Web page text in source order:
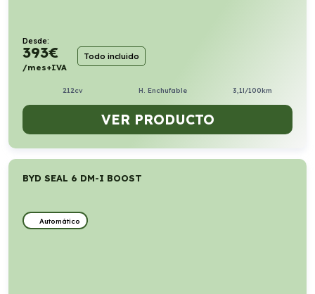
Desde:
393€
/mes+IVA
Todo incluido
212cv H. Enchufable 3,1l/100km
VER PRODUCTO
BYD SEAL 6 DM-I BOOST
Automático